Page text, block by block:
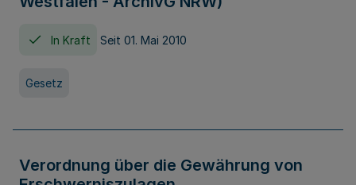
In Kraft Seit 01. Mai 2010
Gesetz
Verordnung über die Gewährung von